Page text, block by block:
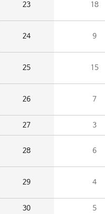
23 18
24 9
25 15
26 7
27 3
28 6
29 4
30 5